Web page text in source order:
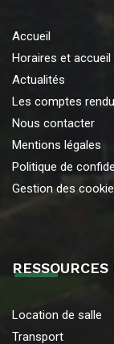
Accueil
Horaires et accueil
Actualités
Les comptes
Nous contacter
Mentions légales
Politique de
Gestion des
Location de salle
Transport